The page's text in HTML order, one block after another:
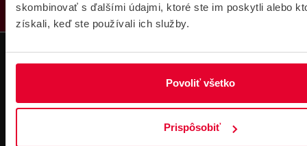
skombinovať s ďalšími údajmi, ktoré ste im poskytli alebo
získali, keď ste používali ich služby.
Povoliť všetko
Prispôsobiť
Pre zákazníkov s rámovcovou zmluvou pri
objednávkach nad 300 € bez DPH
DOPRAVA ZADARMO